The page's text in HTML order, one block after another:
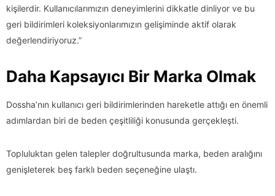
kişilerdir. Kullanıcılarımızın deneyimlerini dikkatle dinliyor ve bu
geri bildirimleri koleksiyonlarımızın gelişiminde aktif olarak
değerlendiriyoruz.”
Daha Kapsayıcı Bir Marka Olmak
Dossha’nın kullanıcı geri bildirimlerinden hareketle attığı en önemli
adımlardan biri de beden çeşitliliği konusunda gerçekleşti.
Topluluktan gelen talepler doğrultusunda marka, beden aralığını
genişleterek beş farklı beden seçeneğine ulaştı.